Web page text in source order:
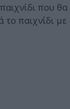
που θα
παιχνίδι με